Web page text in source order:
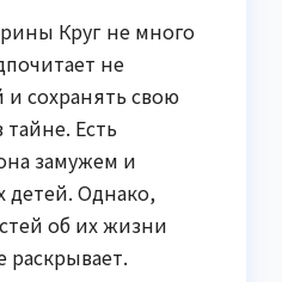
Круг не много
не
и сохранять свою
Есть
замужем и
детей. Однако,
об их жизни